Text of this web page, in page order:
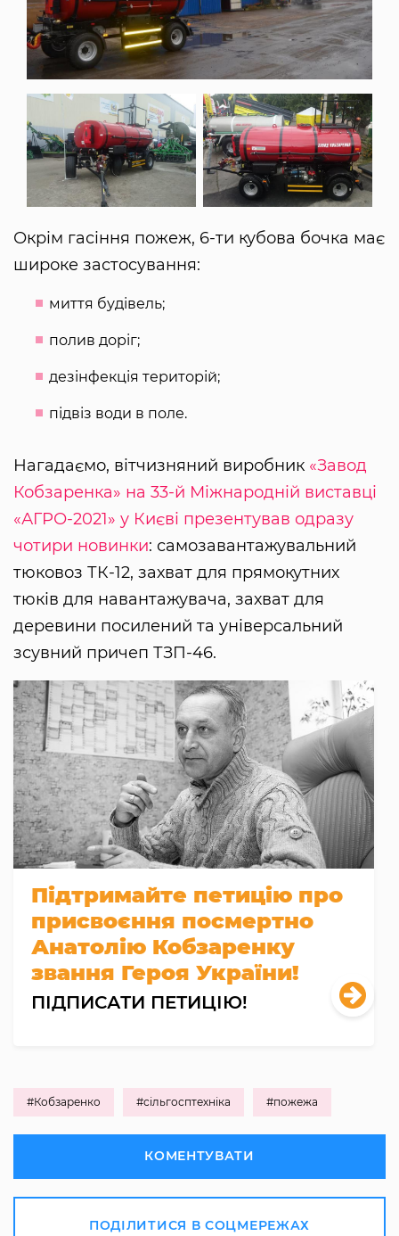
Окрім гасіння пожеж, 6-ти кубова бочка має
широке застосування:
миття будівель;
полив доріг;
дезінфекція територій;
підвіз води в поле.
Нагадаємо, вітчизняний виробник «Завод
Кобзаренка» на 33-й Міжнародній виставці
«АГРО-2021» у Києві презентував одразу
чотири новинки: самозавантажувальний
тюковоз ТК-12, захват для прямокутних
тюків для навантажувача, захват для
деревини посилений та універсальний
зсувний причеп ТЗП-46.
Підтримайте петицію про
присвоєння посмертно
Анатолію Кобзаренку
звання Героя України!
ПІДПИСАТИ ПЕТИЦІЮ!
#Кобзаренко #сільгосптехніка #пожежа
КОМЕНТУВАТИ
ПОДІЛИТИСЯ В СОЦМЕРЕЖАХ